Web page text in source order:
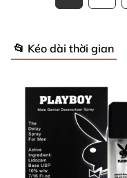
📂 Kéo dài thời gian